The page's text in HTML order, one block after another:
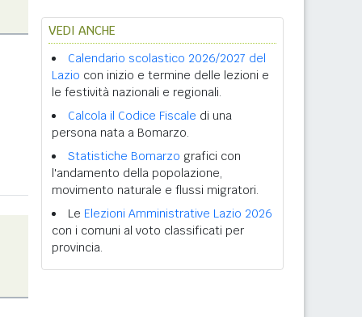
VEDI ANCHE
Calendario scolastico 2026/2027 del
Lazio con inizio e termine delle lezioni e
le festività nazionali e regionali.
Calcola il Codice Fiscale di una
persona nata a Bomarzo.
Statistiche Bomarzo grafici con
l'andamento della popolazione,
movimento naturale e flussi migratori.
Le Elezioni Amministrative Lazio 2026
con i comuni al voto classificati per
provincia.